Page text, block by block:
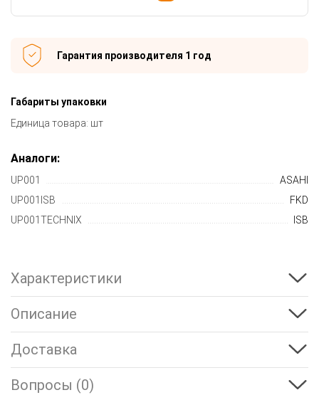
Гарантия производителя 1 год
Габариты упаковки
Единица товара: шт
Аналоги:
UP001
ASAHI
UP001ISB
FKD
UP001TECHNIX
ISB
Характеристики
Описание
Доставка
Вопросы (0)